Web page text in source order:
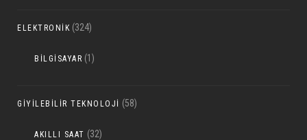
ELEKTRONIK (324)
BILGISAYAR (1)
GIYILEBILIR TEKNOLOJI (58)
AKILLI SAAT (32)